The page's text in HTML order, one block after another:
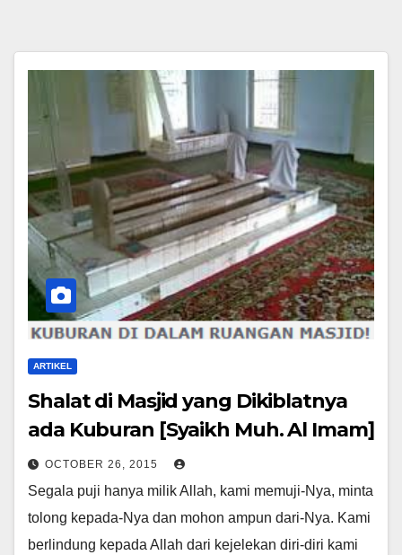
ARTIKEL
Shalat di Masjid yang Dikiblatnya
ada Kuburan [Syaikh Muh. Al Imam]
OCTOBER 26, 2015
Segala puji hanya milik Allah, kami memuji-Nya, minta
tolong kepada-Nya dan mohon ampun dari-Nya. Kami
berlindung kepada Allah dari kejelekan diri-diri kami